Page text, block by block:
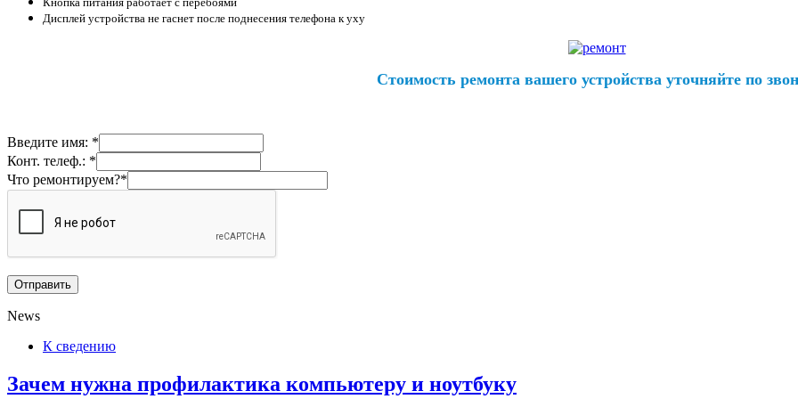
Дисплей устройства не гаснет после поднесения телефона к уху
Стоимость ремонта вашего устройства уточняйте по
Введите имя: *
Конт. телеф.: *
Что ремонтируем?*
News
К сведению
Зачем нужна профилактика компьютеру и ноутбуку